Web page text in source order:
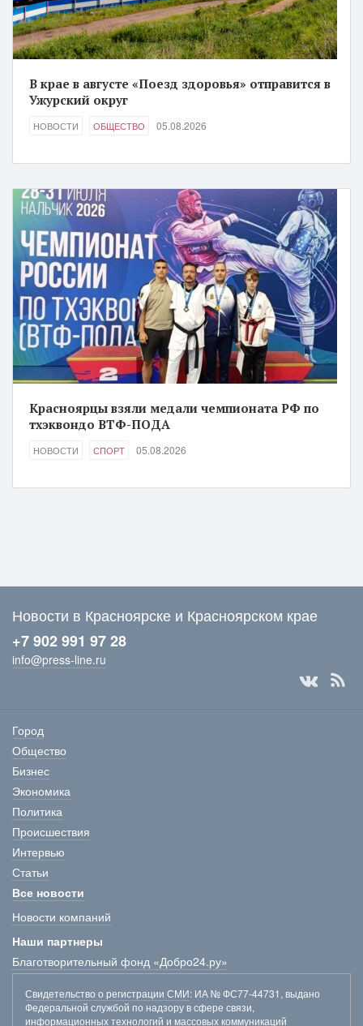
В крае в августе «Поезд здоровья» отправится в
Ужурский округ
НОВОСТИ ОБЩЕСТВО 05.08.2026
Красноярцы взяли медали чемпионата РФ по
тхэквондо ВТФ-ПОДА
НОВОСТИ СПОРТ 05.08.2026
Новости в Красноярске и Красноярском крае
+7 902 991 97 28
info@press-line.ru
Город
Общество
Бизнес
Экономика
Политика
Происшествия
Интервью
Статьи
Все новости
Новости компаний
Наши партнеры
Благотворительный фонд «Добро24.ру»
Свидетельство о регистрации СМИ: ИА № ФС77-44731, выдано
Федеральной службой по надзору в сфере связи,
информационных технологий и массовых коммуникаций